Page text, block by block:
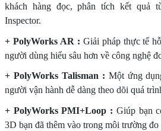
khách hàng đọc, phân tích kết quả
Inspector.
+ PolyWorks AR : Giải pháp thực tế
người dùng hiểu sâu hơn về công nghệ
+ PolyWorks Talisman : Một ứng
người vận hành dễ dàng theo dõi quá
+ PolyWorks PMI+Loop : Giúp bạn
3D bạn đã thêm vào trong môi trường đo